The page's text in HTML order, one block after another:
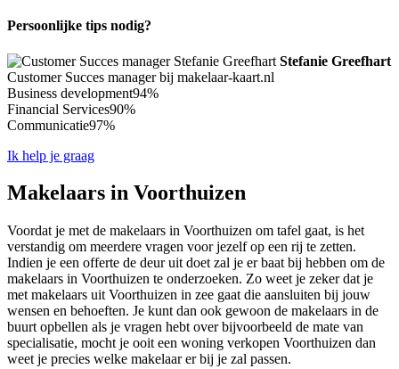
Persoonlijke tips nodig?
Stefanie Greefhart
Customer Succes manager bij makelaar-kaart.nl
Business development94%
Financial Services90%
Communicatie97%
Ik help je graag
Makelaars in Voorthuizen
Voordat je met de makelaars in Voorthuizen om tafel gaat, is het
verstandig om meerdere vragen voor jezelf op een rij te zetten.
Indien je een offerte de deur uit doet zal je er baat bij hebben om de
makelaars in Voorthuizen te onderzoeken. Zo weet je zeker dat je
met makelaars uit Voorthuizen in zee gaat die aansluiten bij jouw
wensen en behoeften. Je kunt dan ook gewoon de makelaars in de
buurt opbellen als je vragen hebt over bijvoorbeeld de mate van
specialisatie, mocht je ooit een woning verkopen Voorthuizen dan
weet je precies welke makelaar er bij je zal passen.